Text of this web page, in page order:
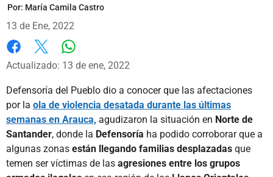
Por: María Camila Castro
13 de Ene, 2022
Facebook
X
Actualizado: 13 de ene, 2022
Defensoría del Pueblo dio a conocer que las afectaciones
por la ola de violencia desatada durante las últimas
semanas en Arauca, agudizaron la situación en Norte de
Santander, donde la Defensoría ha podido corroborar que a
algunas zonas están llegando familias desplazadas que
temen ser víctimas de las agresiones entre los grupos